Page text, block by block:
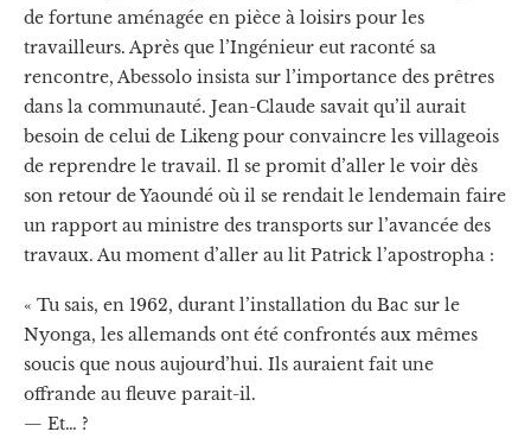
de fortune aménagée en pièce à loisirs pour les
travailleurs. Après que l’Ingénieur eut raconté sa
rencontre, Abessolo insista sur l’importance des prêtres
dans la communauté. Jean-Claude savait qu’il aurait
besoin de celui de Likeng pour convaincre les villageois
de reprendre le travail. Il se promit d’aller le voir dès
son retour de Yaoundé où il se rendait le lendemain faire
un rapport au ministre des transports sur l’avancée des
travaux. Au moment d’aller au lit Patrick l’apostropha :
« Tu sais, en 1962, durant l’installation du Bac sur le
Nyonga, les allemands ont été confrontés aux mêmes
soucis que nous aujourd’hui. Ils auraient fait une
offrande au fleuve parait-il.
— Et… ?